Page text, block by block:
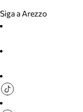
Siga a Arezzo